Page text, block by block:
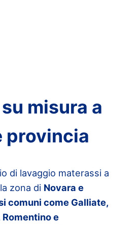
misura a
provincia
di lavaggio materassi a
zona di Novara e
comuni come Galliate,
e